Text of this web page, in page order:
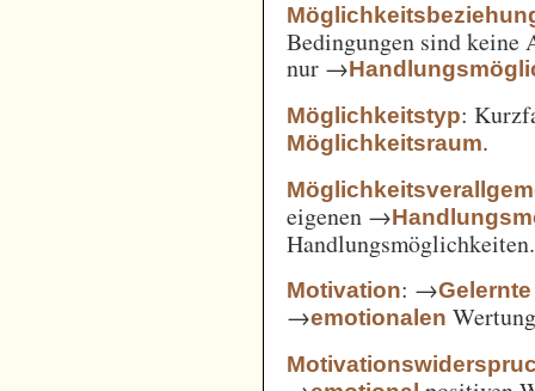
Bedingungen sind keine
nur →
Möglichkeitstyp:
Möglichkeitsraum.
eigenen →
Handlungsmöglichkeiten.
Motivation: →Gelernte
→emotionalen